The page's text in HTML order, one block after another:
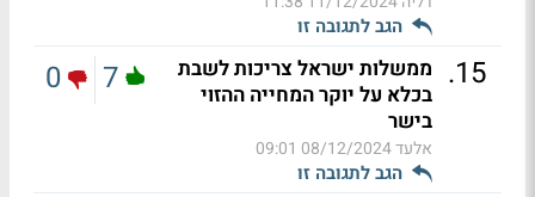
הגב לתגובה זו
15
. ממשלות ישראל צריכות לשבת
בכלא על יוקר המחייה ההזוי
בישר
אלעד08/12/2024 09:01
הגב לתגובה זו
7
0